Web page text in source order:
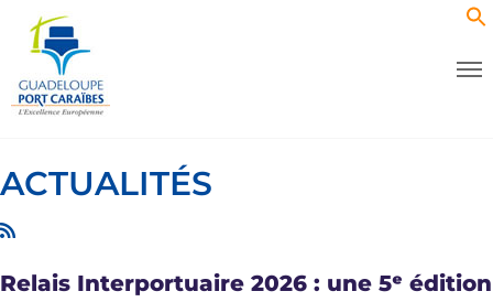
ACTUALITÉS
Relais Interportuaire 2026 : une 5ᵉ édition